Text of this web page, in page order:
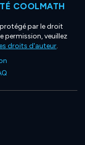
COOLMATH
par le droit
permission, veuillez
droits d'auteur.